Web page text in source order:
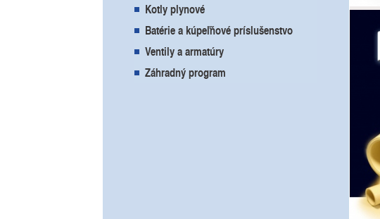
Kotly plynové
Batérie a kúpeľňové príslušenstvo
Ventily a armatúry
Záhradný program